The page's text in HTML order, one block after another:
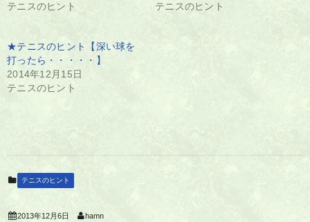
テニスのヒント
テニスのヒント
★テニスのヒント【深い球を
打ったら・・・・・】
2014年12月15日
テニスのヒント
テニスのヒント
2013年12月6日 hamn